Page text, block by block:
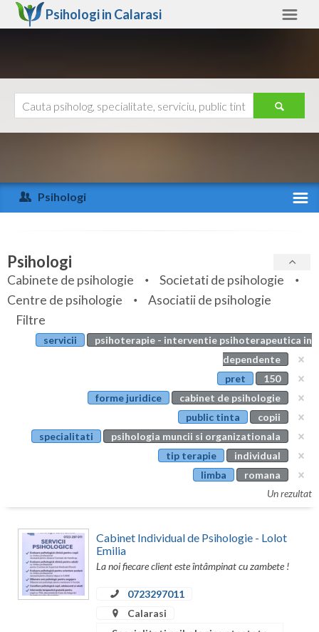
Psihologi in Calarasi
Arad
Arges
Bihor
Bistrita-Nasaud
Botosani
Buzau
Cluj
Constanta
Covasna
Ajutor
Psihologi
Specialitati
Servicii
Articole
Evenimente
Psihologi
Cabinete de psihologie
Societati de psihologie
Centre de psihologie
Asociatii de psihologie
Filtre
servicii
psihoterapie - interventie psihoterapeutica in
dependente
pret
150
forme juridice
cabinet de psihologie
public tinta
copii
specialitati
psihologia muncii si organizationala
tip terapie
individual
limba
romana
Un rezultat
Cabinet Individual de Psihologie - Lolot
Emilia
La noi fiecare client este întâmpinat cu zambete !
0723297011
Calarasi